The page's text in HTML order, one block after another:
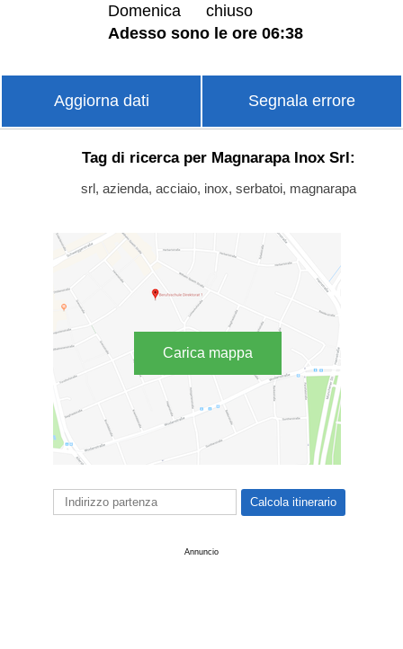
Domenica
chiuso
Adesso sono le ore 06:38
Aggiorna dati Segnala errore
Tag di ricerca per Magnarapa Inox Srl:
srl, azienda, acciaio, inox, serbatoi, magnarapa
Carica mappa
Annuncio